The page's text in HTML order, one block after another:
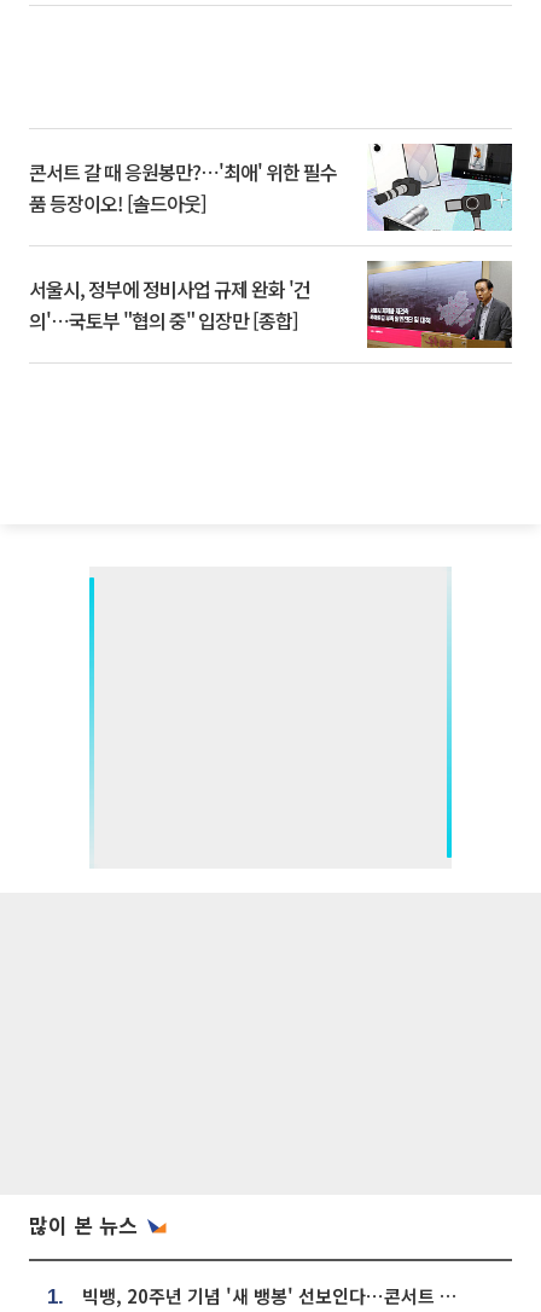
콘서트 갈 때 응원봉만?⋯'최애' 위한 필수
품 등장이오! [솔드아웃]
서울시, 정부에 정비사업 규제 완화 '건
의'⋯국토부 "협의 중" 입장만 [종합]
많이 본 뉴스
1. 빅뱅, 20주년 기념 '새 뱅봉' 선보인다⋯콘서트 앞두고 팝업 개최